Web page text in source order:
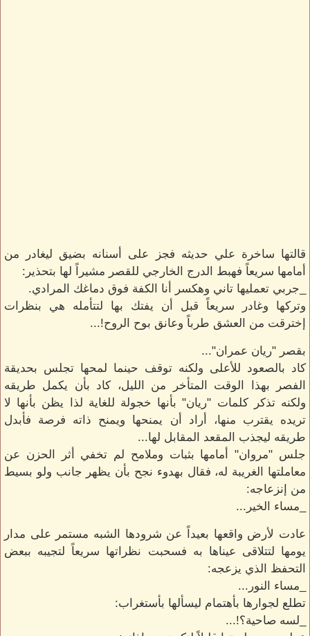
قالتها ساخرة علي حديثه فجز على أسنانه بضيق ليغادر من
أمامها سريعاً فهبط الدرج الخارجي للقصر مشيراً لها بتحذير:
_جربي تعمليها تاني وهكسر أنا الكفة فوق دماغك المرادي.
وتركها وغادر سريعاً قبل أن يفتك بها لتتأمله هي بنظرات
إخترقت من العشق طرباً وعانق بوح الروح!...
بقصر "ريان عمران"...
كاد بالصعود للأعلى ولكنه توقف حينما لمحها تجلس بحديقة
الفصر بهذا الوقت المتأخر من الليل، كاد بأن يكمل طريقه
ولكنه تذكر كلمات "ريان" بأنها خجولة للغاية لذا يظن بأنها لا
تريده يقترب منها، أراد أن يمنحها ويمنح ذاته فرصة فأبدل
طريقه ليجذب المقعد المقابل لها...
جلس "مروان" أمامها بثبات وملامح لم تخفي أثر الحزن عن
معاملتها الغريبة له، فقال بهدوء نجح بأن يظهر جانب ولو بسيط
من إنزعاجه:
_مساء الخير...
عادت لأرض واقعها بعيداً عن شرودها الشبه مستمر على مدار
يومها لتتلاقى عيناها به فسحبت نظراتها سريعاً لتجيبه ببعض
التحفظ الذي يزعجه:
_مساء النور...
تطلع لجوارها بأهتمام ليسألها بأستغراب:
_لسه صاحية؟!...